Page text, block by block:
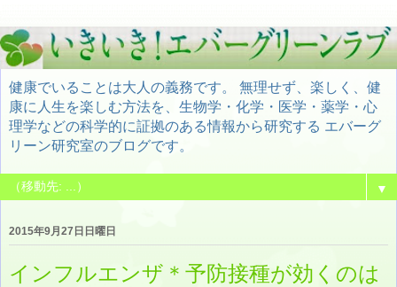
健康でいることは大人の義務です。 無理せず、楽しく、健
康に人生を楽しむ方法を、生物学・化学・医学・薬学・心
理学などの科学的に証拠のある情報から研究する エバーグ
リーン研究室のブログです。
▼
2015年9月27日日曜日
インフルエンザ＊予防接種が効くのは